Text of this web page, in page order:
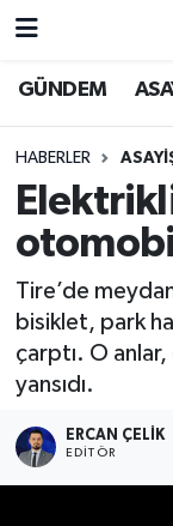
GÜNDEM
HABERLER
Tire’de
bisiklet, park
çarptı. O
yansıdı.
ERCAN ÇELIK
EDITÖR
Tire
Tire Hava
Tire Trafik
Tüm
Son Dakika
Haber Arşivi